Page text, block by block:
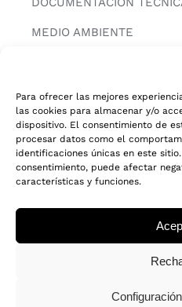
Para ofrecer las mejores
las cookies para almacenar y/o
dispositivo. El consentimiento de
procesar datos como el
identificaciones únicas en este
consentimiento, puede afectar
características y funciones.
MEDIO AMBIENTE
INFORMACIÓN
AVISO LEGAL
POLITICA DE PRIVACIDAD
CADENA DE CUSTODIA